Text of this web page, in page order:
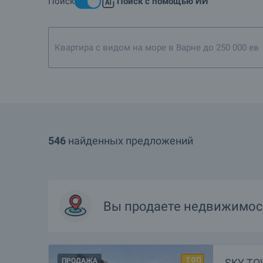
то новое и оригинальное. В нашей базе данных вы
процедуры по совершению сделки будут выполнены
Квартира с видом на море в Варне до 250 000 евро
546 найденных предложений
Вы продаете
ПРОДАЖА